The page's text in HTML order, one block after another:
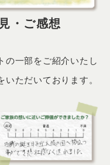
・ご感想
の一部をご紹介いたし
ただいております。